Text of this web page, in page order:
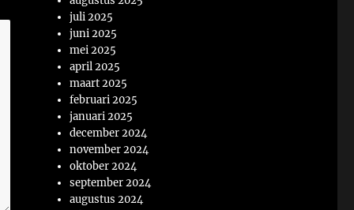
juli 2025
juni 2025
mei 2025
april 2025
maart 2025
februari 2025
januari 2025
december 2024
november 2024
oktober 2024
september 2024
augustus 2024